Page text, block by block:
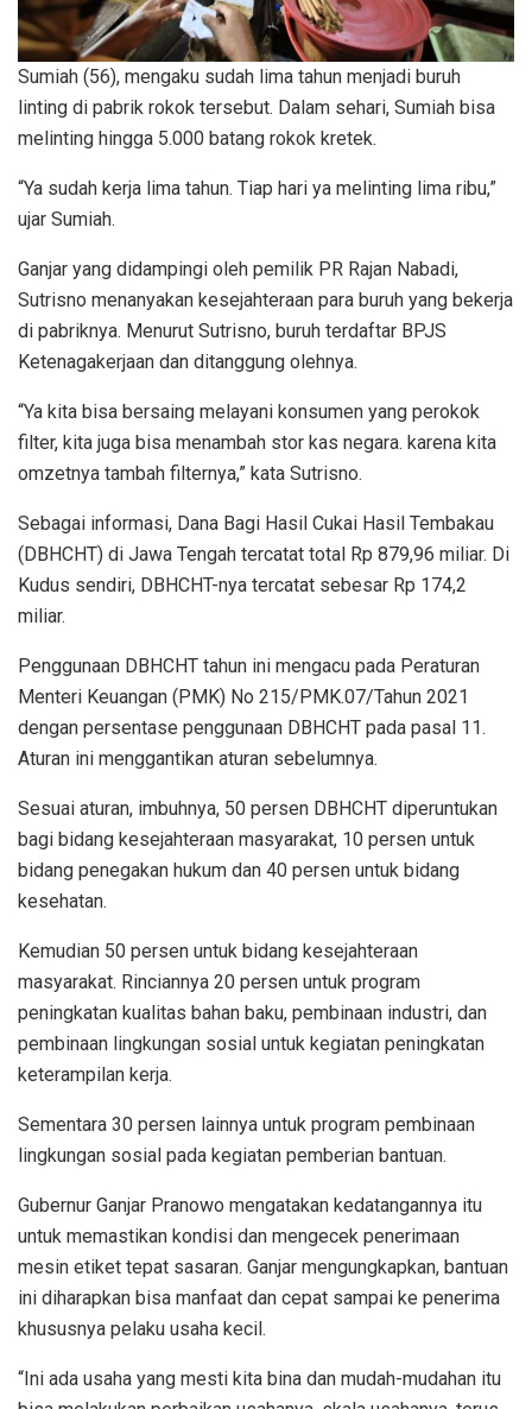
Sumiah (56), mengaku sudah lima tahun menjadi buruh
linting di pabrik rokok tersebut. Dalam sehari, Sumiah bisa
melinting hingga 5.000 batang rokok kretek.
“Ya sudah kerja lima tahun. Tiap hari ya melinting lima ribu,”
ujar Sumiah.
Ganjar yang didampingi oleh pemilik PR Rajan Nabadi,
Sutrisno menanyakan kesejahteraan para buruh yang bekerja
di pabriknya. Menurut Sutrisno, buruh terdaftar BPJS
Ketenagakerjaan dan ditanggung olehnya.
“Ya kita bisa bersaing melayani konsumen yang perokok
filter, kita juga bisa menambah stor kas negara. karena kita
omzetnya tambah filternya,” kata Sutrisno.
Sebagai informasi, Dana Bagi Hasil Cukai Hasil Tembakau
(DBHCHT) di Jawa Tengah tercatat total Rp 879,96 miliar. Di
Kudus sendiri, DBHCHT-nya tercatat sebesar Rp 174,2
miliar.
Penggunaan DBHCHT tahun ini mengacu pada Peraturan
Menteri Keuangan (PMK) No 215/PMK.07/Tahun 2021
dengan persentase penggunaan DBHCHT pada pasal 11.
Aturan ini menggantikan aturan sebelumnya.
Sesuai aturan, imbuhnya, 50 persen DBHCHT diperuntukan
bagi bidang kesejahteraan masyarakat, 10 persen untuk
bidang penegakan hukum dan 40 persen untuk bidang
kesehatan.
Kemudian 50 persen untuk bidang kesejahteraan
masyarakat. Rinciannya 20 persen untuk program
peningkatan kualitas bahan baku, pembinaan industri, dan
pembinaan lingkungan sosial untuk kegiatan peningkatan
keterampilan kerja.
Sementara 30 persen lainnya untuk program pembinaan
lingkungan sosial pada kegiatan pemberian bantuan.
Gubernur Ganjar Pranowo mengatakan kedatangannya itu
untuk memastikan kondisi dan mengecek penerimaan
mesin etiket tepat sasaran. Ganjar mengungkapkan, bantuan
ini diharapkan bisa manfaat dan cepat sampai ke penerima
khususnya pelaku usaha kecil.
“Ini ada usaha yang mesti kita bina dan mudah-mudahan itu